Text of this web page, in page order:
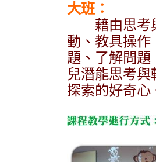
大班：
藉由思考與
動、教具操作
題、了解問題
兒潛能思考
探索的好奇心